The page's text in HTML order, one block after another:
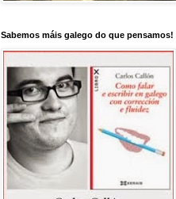
Sabemos máis galego do que pensamos!